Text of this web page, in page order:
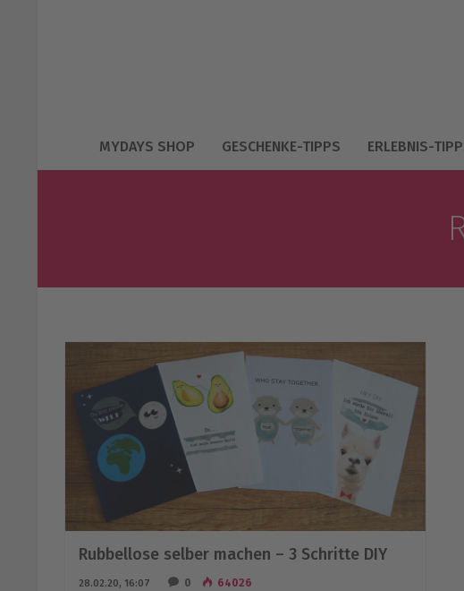
MYDAYS SHOP GESCHENKE-TIPPS ERLEBNIS-
Rubbellose selber machen – 3 Schritte DIY
28.02.20, 16:07 0 64026